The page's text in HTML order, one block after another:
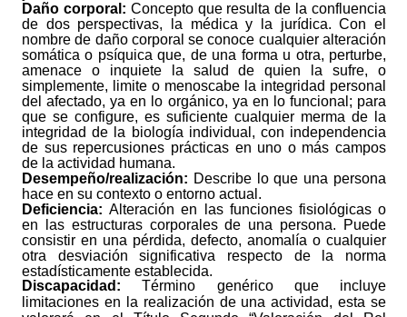
Daño corporal: Concepto que resulta de la confluencia
de dos perspectivas, la médica y la jurídica. Con el
nombre de daño corporal se conoce cualquier alteración
somática o psíquica que, de una forma u otra, perturbe,
amenace o inquiete la salud de quien la sufre, o
simplemente, limite o menoscabe la integridad personal
del afectado, ya en lo orgánico, ya en lo funcional; para
que se configure, es suficiente cualquier merma de la
integridad de la biología individual, con independencia
de sus repercusiones prácticas en uno o más campos
de la actividad humana.
Desempeño/realización: Describe lo que una persona
hace en su contexto o entorno actual.
Deficiencia:Alteración en las funciones fisiológicas o
en las estructuras corporales de una persona. Puede
consistir en una pérdida, defecto, anomalía o cualquier
otra desviación significativa respecto de la norma
estadísticamente establecida.
Discapacidad:Término genérico que incluye
limitaciones en la realización de una actividad, esta se